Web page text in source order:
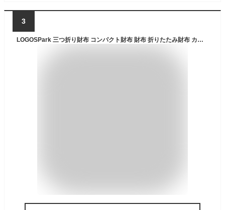
3
LOGOSPark 三つ折り財布 コンパクト財布 財布 折りたたみ財布 カジュアル アウトドア キャンプ メンズ ロゴスパーク 男性向け 父の日 フレッシャーズ プレゼント ギフト 送料無料